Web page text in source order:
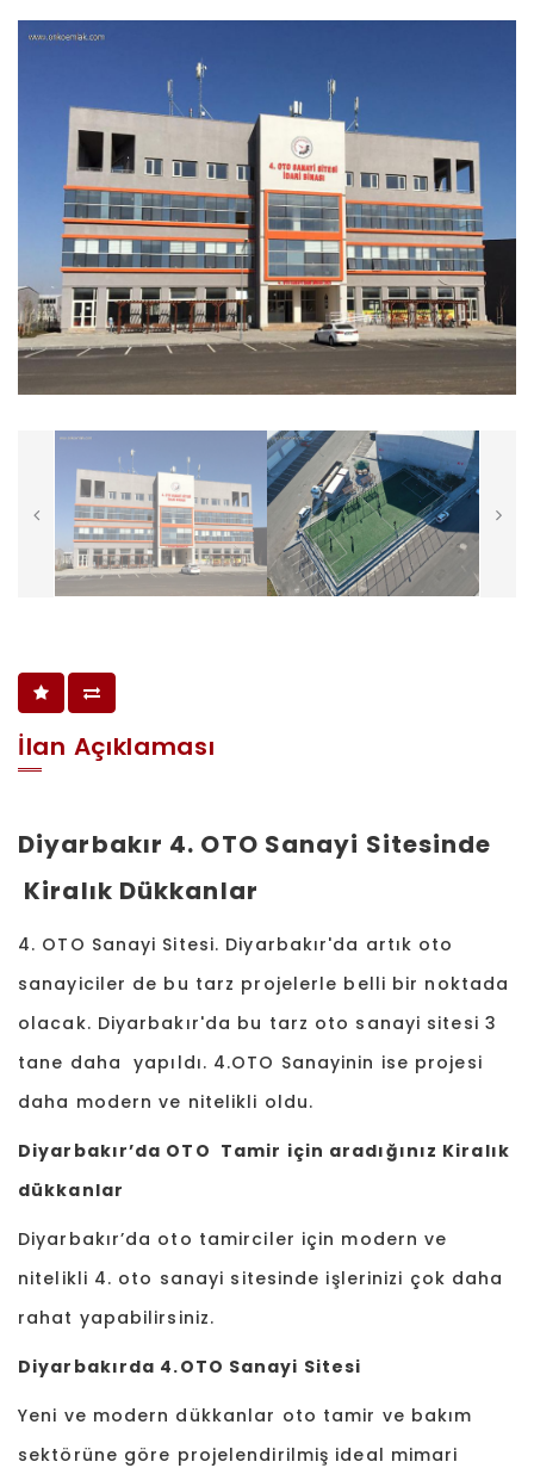
İlan Açıklaması
Diyarbakır 4. OTO Sanayi Sitesinde
Kiralık Dükkanlar
4. OTO Sanayi Sitesi. Diyarbakır'da artık oto
sanayiciler de bu tarz projelerle belli bir noktada
olacak. Diyarbakır'da bu tarz oto sanayi sitesi 3
tane daha yapıldı. 4.OTO Sanayinin ise projesi
daha modern ve nitelikli oldu.
Diyarbakır’da OTO Tamir için aradığınız Kiralık
dükkanlar
Diyarbakır’da oto tamirciler için modern ve
nitelikli 4. oto sanayi sitesinde işlerinizi çok daha
rahat yapabilirsiniz.
Diyarbakırda 4.OTO Sanayi Sitesi
Yeni ve modern dükkanlar oto tamir ve bakım
sektörüne göre projelendirilmiş ideal mimari